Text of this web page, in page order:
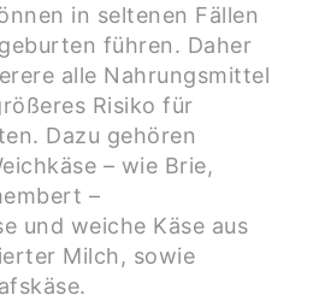
in seltenen Fällen
führen. Daher
alle Nahrungsmittel
Risiko für
Dazu gehören
– wie Brie,
–
und weiche Käse aus
Milch, sowie